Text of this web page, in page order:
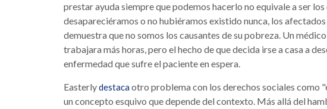
prestar ayuda siempre que podemos hacerlo no equivale a ser
desapareciéramos o no hubiéramos existido nunca, los
demuestra que no somos los causantes de su pobreza. Un
trabajara más horas, pero el hecho de que decida irse a casa a
enfermedad que sufre el paciente en espera.
Easterlydestaca otro problema con los derechos sociales como
un concepto esquivo que depende del contexto. Más allá del